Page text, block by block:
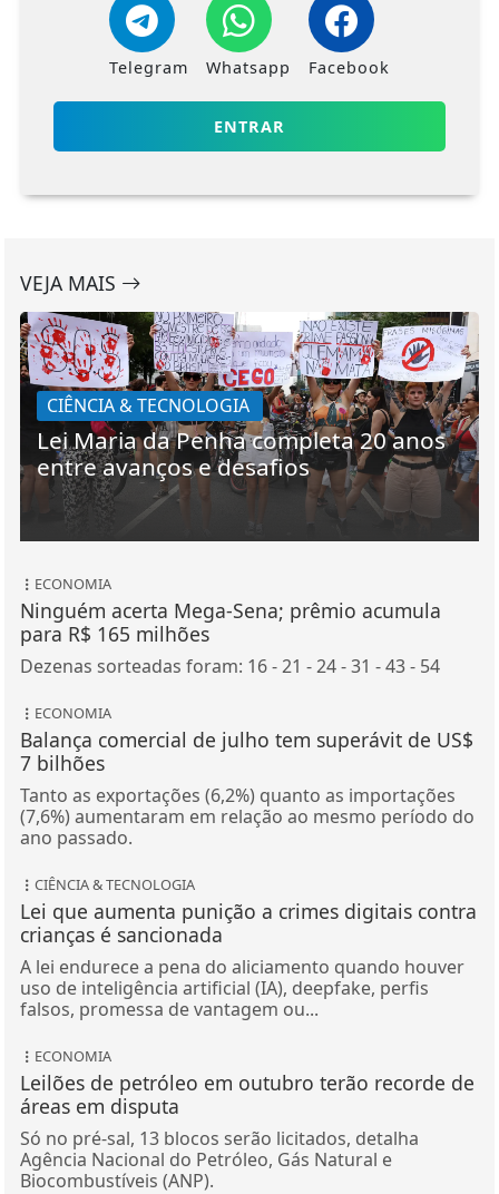
Telegram Whatsapp Facebook
ENTRAR
VEJA MAIS
CIÊNCIA & TECNOLOGIA
Lei Maria da Penha completa 20 anos
entre avanços e desafios
ECONOMIA
Ninguém acerta Mega-Sena; prêmio acumula
para R$ 165 milhões
Dezenas sorteadas foram: 16 - 21 - 24 - 31 - 43 - 54
ECONOMIA
Balança comercial de julho tem superávit de US$
7 bilhões
Tanto as exportações (6,2%) quanto as importações
(7,6%) aumentaram em relação ao mesmo período do
ano passado.
CIÊNCIA & TECNOLOGIA
Lei que aumenta punição a crimes digitais contra
crianças é sancionada
A lei endurece a pena do aliciamento quando houver
uso de inteligência artificial (IA), deepfake, perfis
falsos, promessa de vantagem ou...
ECONOMIA
Leilões de petróleo em outubro terão recorde de
áreas em disputa
Só no pré-sal, 13 blocos serão licitados, detalha
Agência Nacional do Petróleo, Gás Natural e
Biocombustíveis (ANP).